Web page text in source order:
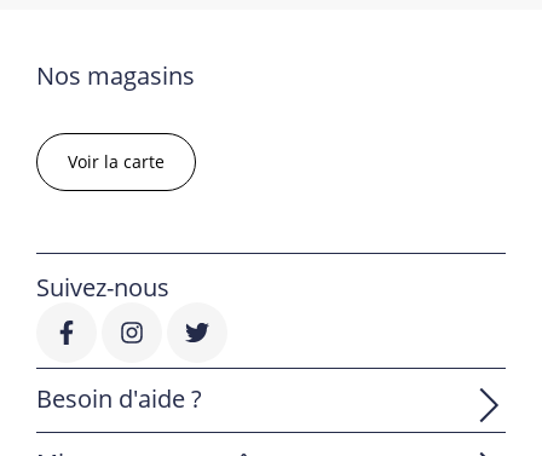
Nos magasins
Voir la carte
Suivez-nous
Besoin d'aide ?